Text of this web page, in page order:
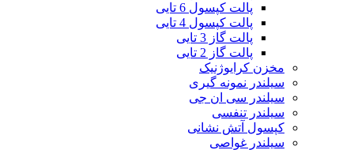
پالت کپسول 6 تایی
پالت کپسول 4 تایی
پالت گاز 3 تایی
پالت گاز 2 تایی
مخزن کرایوژنیک
سیلندر نمونه گیری
سیلندر سی ان جی
سیلندر تنفسی
کپسول آتش نشانی
سیلندر غواصی